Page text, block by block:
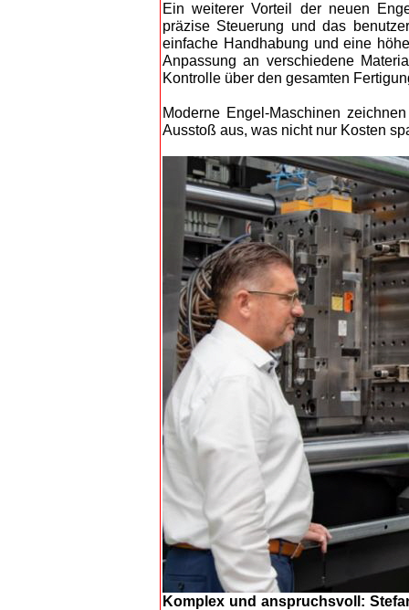
Ein weiterer Vorteil der neuen
präzise Steuerung und das
einfache Handhabung und eine
Anpassung an verschiedene
Kontrolle über den gesamten
Moderne Engel-Maschinen
Ausstoß aus, was nicht nur Kosten
Komplex und anspruchsvoll: